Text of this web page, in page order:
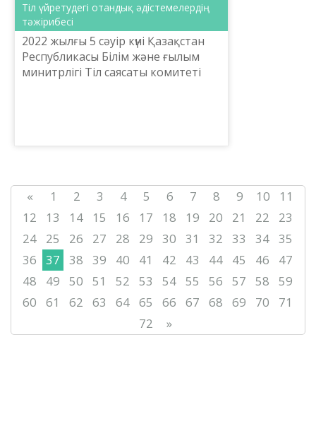
Тіл үйретудегі отандық әдістемелердің
тәжірибесі
2022 жылғы 5 сәуір күні Қазақстан
Республикасы Білім және ғылым
минитрлігі Тіл саясаты комитеті
« 1 2 3 4 5 6 7 8 9 10
11
12
13 14 15 16 17 18 19 20 21 22
23
24
25 26 27 28 29 30 31 32 33 34 35
36
37 38 39 40 41 42 43 44 45 46
47
48
49 50 51 52 53 54 55 56 57 58
59
60
61 62 63 64 65 66 67 68 69 70
71
72
»